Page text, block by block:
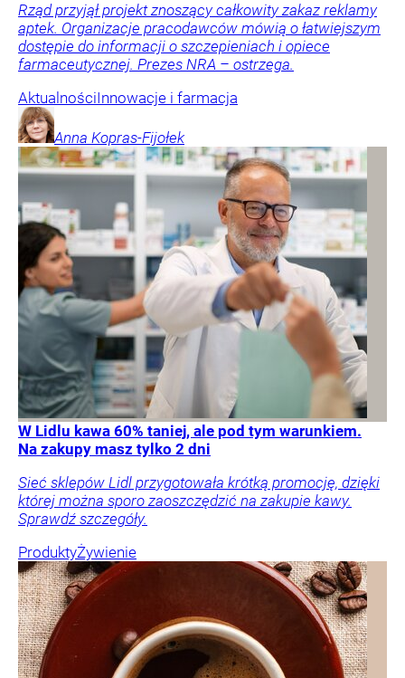
Rząd przyjął projekt znoszący całkowity zakaz reklamy
aptek. Organizacje pracodawców mówią o łatwiejszym
dostępie do informacji o szczepieniach i opiece
farmaceutycznej. Prezes NRA – ostrzega.
AktualnościInnowacje i farmacja
Anna Kopras-Fijołek
W Lidlu kawa 60% taniej, ale pod tym warunkiem.
Na zakupy masz tylko 2 dni
Sieć sklepów Lidl przygotowała krótką promocję, dzięki
której można sporo zaoszczędzić na zakupie kawy.
Sprawdź szczegóły.
ProduktyŻywienie